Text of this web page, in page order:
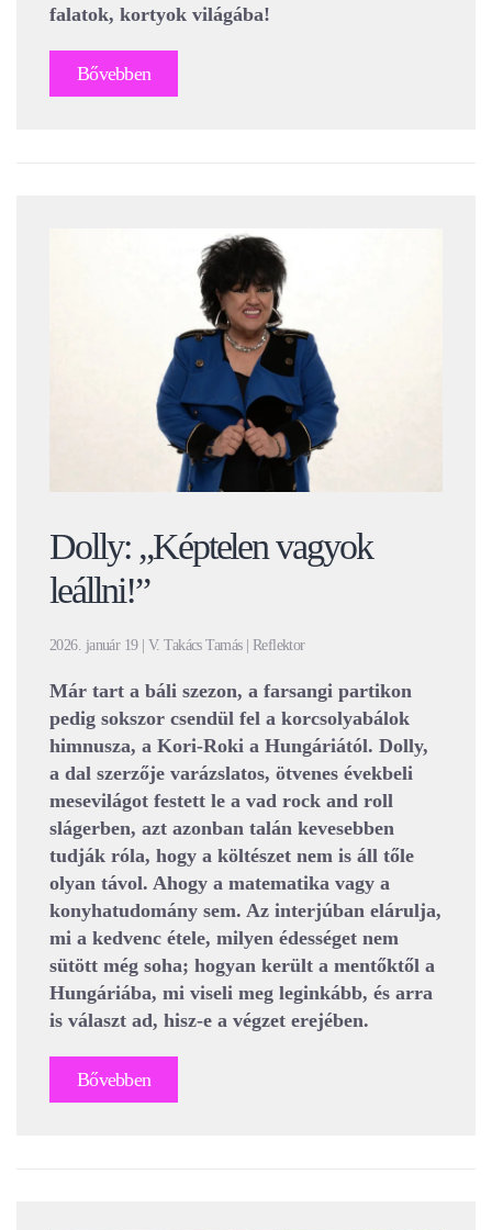
falatok, kortyok világába!
Bővebben
Dolly: „Képtelen vagyok
leállni!”
2026. január 19 | V. Takács Tamás | Reflektor
Már tart a báli szezon, a farsangi partikon
pedig sokszor csendül fel a korcsolyabálok
himnusza, a Kori-Roki a Hungáriától. Dolly,
a dal szerzője varázslatos, ötvenes évekbeli
mesevilágot festett le a vad rock and roll
slágerben, azt azonban talán kevesebben
tudják róla, hogy a költészet nem is áll tőle
olyan távol. Ahogy a matematika vagy a
konyhatudomány sem. Az interjúban elárulja,
mi a kedvenc étele, milyen édességet nem
sütött még soha; hogyan került a mentőktől a
Hungáriába, mi viseli meg leginkább, és arra
is választ ad, hisz-e a végzet erejében.
Bővebben